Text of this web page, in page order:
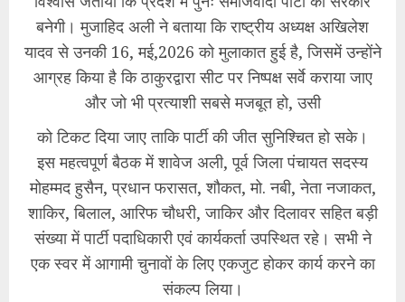
बनेगी। मुजाहिद अली ने बताया कि राष्ट्रीय अध्यक्ष अखिलेश
यादव से उनकी 16, मई,2026 को मुलाकात हुई है, जिसमें उन्होंने
आग्रह किया है कि ठाकुरद्वारा सीट पर निष्पक्ष सर्वे कराया जाए
और जो भी प्रत्याशी सबसे मजबूत हो, उसी
को टिकट दिया जाए ताकि पार्टी की जीत सुनिश्चित हो सके।
इस महत्वपूर्ण बैठक में शावेज अली, पूर्व जिला पंचायत सदस्य
मोहम्मद हुसैन, प्रधान फरासत, शौकत, मो. नबी, नेता नजाकत,
शाकिर, बिलाल, आरिफ चौधरी, जाकिर और दिलावर सहित बड़ी
संख्या में पार्टी पदाधिकारी एवं कार्यकर्ता उपस्थित रहे। सभी ने
एक स्वर में आगामी चुनावों के लिए एकजुट होकर कार्य करने का
संकल्प लिया।